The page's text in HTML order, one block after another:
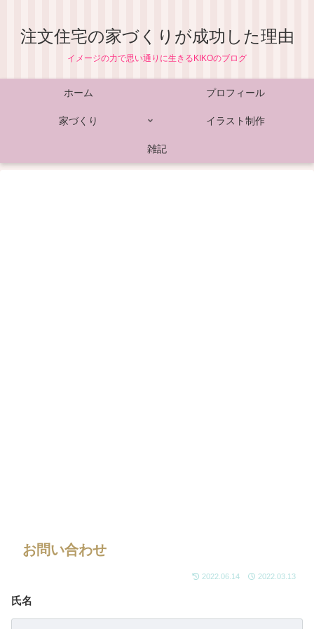
注文住宅の家づくりが成功した理由
イメージの力で思い通りに生きるKIKOのブログ
ホーム プロフィール
家づくり イラスト制作
雑記
お問い合わせ
2022.06.14 2022.03.13
氏名